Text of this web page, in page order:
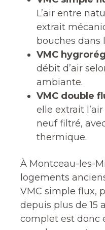
L’air entre
extrait
bouches dans
VMC
débit d’air
ambiante.
VMC double
elle extrait
neuf filtré,
thermique.
À Montceau-les-
logements
VMC simple flux,
depuis plus de 15
complet est donc